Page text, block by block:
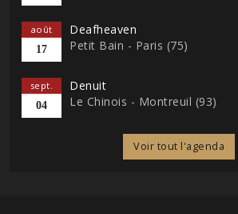
août
17
Deafheaven
Petit Bain - Paris (75)
sept.
04
Denuit
Le Chinois - Montreuil (93)
Voir tout l'agenda